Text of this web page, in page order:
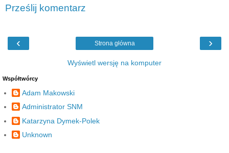
Prześlij komentarz
‹ ›
Strona główna
Wyświetl wersję na komputer
Współtwórcy
Adam Makowski
Administrator SNM
Katarzyna Dymek-Polek
Unknown